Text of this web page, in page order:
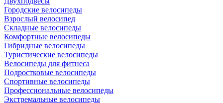
Городские велосипеды
Взрослый велосипед
Складные велосипеды
Комфортные велосипеды
Гибридные велосипеды
Туристические велосипеды
Велосипеды для фитнеса
Подростковые велосипеды
Спортивные велосипеды
Профессиональные велосипеды
Экстремальные велосипеды